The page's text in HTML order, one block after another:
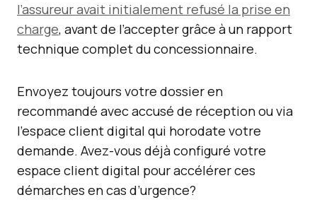
l’assureur avait initialement refusé la prise en
charge, avant de l’accepter grâce à un rapport
technique complet du concessionnaire.
Envoyez toujours votre dossier en
recommandé avec accusé de réception ou via
l’espace client digital qui horodate votre
demande. Avez-vous déjà configuré votre
espace client digital pour accélérer ces
démarches en cas d’urgence?